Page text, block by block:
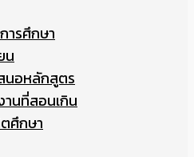
ารศึกษา
น
นอหลักสูตร
านที่สอนเกิน
ศึกษา